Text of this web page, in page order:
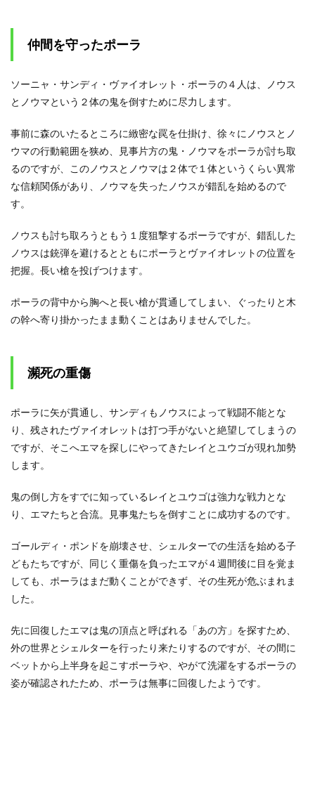
仲間を守ったポーラ
ソーニャ・サンディ・ヴァイオレット・ポーラの４人は、ノウス
とノウマという２体の鬼を倒すために尽力します。
事前に森のいたるところに緻密な罠を仕掛け、徐々にノウスとノ
ウマの行動範囲を狭め、見事片方の鬼・ノウマをポーラが討ち取
るのですが、このノウスとノウマは２体で１体というくらい異常
な信頼関係があり、ノウマを失ったノウスが錯乱を始めるので
す。
ノウスも討ち取ろうともう１度狙撃するポーラですが、錯乱した
ノウスは銃弾を避けるとともにポーラとヴァイオレットの位置を
把握。長い槍を投げつけます。
ポーラの背中から胸へと長い槍が貫通してしまい、ぐったりと木
の幹へ寄り掛かったまま動くことはありませんでした。
瀕死の重傷
ポーラに矢が貫通し、サンディもノウスによって戦闘不能とな
り、残されたヴァイオレットは打つ手がないと絶望してしまうの
ですが、そこへエマを探しにやってきたレイとユウゴが現れ加勢
します。
鬼の倒し方をすでに知っているレイとユウゴは強力な戦力とな
り、エマたちと合流。見事鬼たちを倒すことに成功するのです。
ゴールディ・ポンドを崩壊させ、シェルターでの生活を始める子
どもたちですが、同じく重傷を負ったエマが４週間後に目を覚ま
しても、ポーラはまだ動くことができず、その生死が危ぶまれま
した。
先に回復したエマは鬼の頂点と呼ばれる「あの方」を探すため、
外の世界とシェルターを行ったり来たりするのですが、その間に
ベットから上半身を起こすポーラや、やがて洗濯をするポーラの
姿が確認されたため、ポーラは無事に回復したようです。